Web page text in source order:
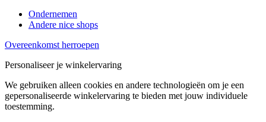
Ondernemen
Andere nice shops
Overeenkomst herroepen
Personaliseer je winkelervaring
We gebruiken alleen cookies en andere technologieën om je een
gepersonaliseerde winkelervaring te bieden met jouw individuele
toestemming.